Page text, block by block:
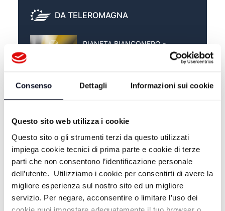
Consenso Dettagli Informazioni sui cookie
Questo sito web utilizza i cookie
Questo sito o gli strumenti terzi da questo utilizzati
impiega cookie tecnici di prima parte e cookie di terze
parti che non consentono l’identificazione personale
dell’utente. Utilizziamo i cookie per consentirti di avere la
migliore esperienza sul nostro sito ed un migliore
servizio. Per negare, acconsentire o limitare l’uso dei
DA TELEROMAGNA
PIANETA BIANCONERO -
04/05/2026
27/04/2026